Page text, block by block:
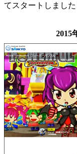
てスタートしました
2015